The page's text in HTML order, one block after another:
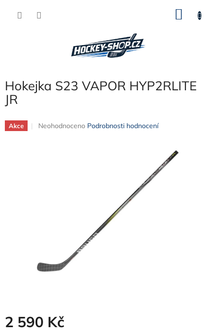
Hokejka S23 VAPOR HYP2RLITE
JR
Akce
Průměrné
Neohodnoceno Podrobnosti hodnocení
2 590 Kč